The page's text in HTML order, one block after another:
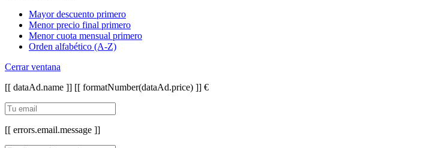
Mayor descuento primero
Menor precio final primero
Menor cuota mensual primero
Orden alfabético (A-Z)
Cerrar ventana
[[ dataAd.name ]] [[ formatNumber(dataAd.price) ]] €
[[ errors.email.message ]]